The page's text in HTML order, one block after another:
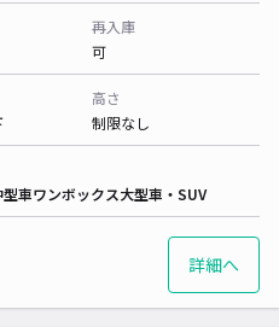
再入庫
可
高さ
制限なし
型車ワンボックス大型車・SUV
詳細へ